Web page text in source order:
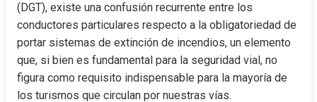
(DGT), existe una confusión recurrente entre los
conductores particulares respecto a la obligatoriedad de
portar sistemas de extinción de incendios, un elemento
que, si bien es fundamental para la seguridad vial, no
figura como requisito indispensable para la mayoría de
los turismos que circulan por nuestras vías.